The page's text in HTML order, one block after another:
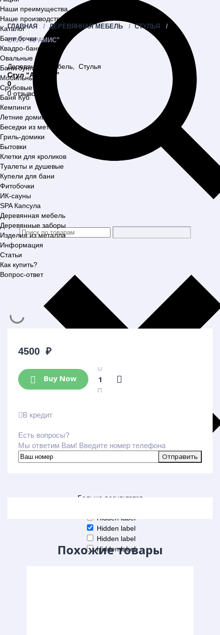
Больше результатов
Hidden label
Hidden label
Hidden label
Hidden label
Наши преимущества
Наше производство
Каталог
Бани бочки
Квадро-бани
Овальные бани
Бани бунгало
Мобильные бани
Срубовые бани
Баня Куб
Кемпинги
Летние домики
Беседки из металла
Гриль-домики
Бытовки
Клетки для кроликов
Туалеты и душевые
Купели для бани
Фитобочки
ИК-сауны
SPA Капсула
Деревянная мебель
Деревянные заборы
Изделия из металла
Информация
Статьи
Как купить?
Вопрос-ответ
ГЛАВНАЯ ДЕРЕВЯННАЯ МЕБЕЛЬ
СТУЛЬЯ
СТУЛ “АРАМИС”
Деревянная мебель
Стулья
Стул “Арамис”
0
0 отзывов
4500 ₽
Buy Now
В кредит
Есть вопросы?
Мы ответим Вам! Введите номер телефона
Похожие товары